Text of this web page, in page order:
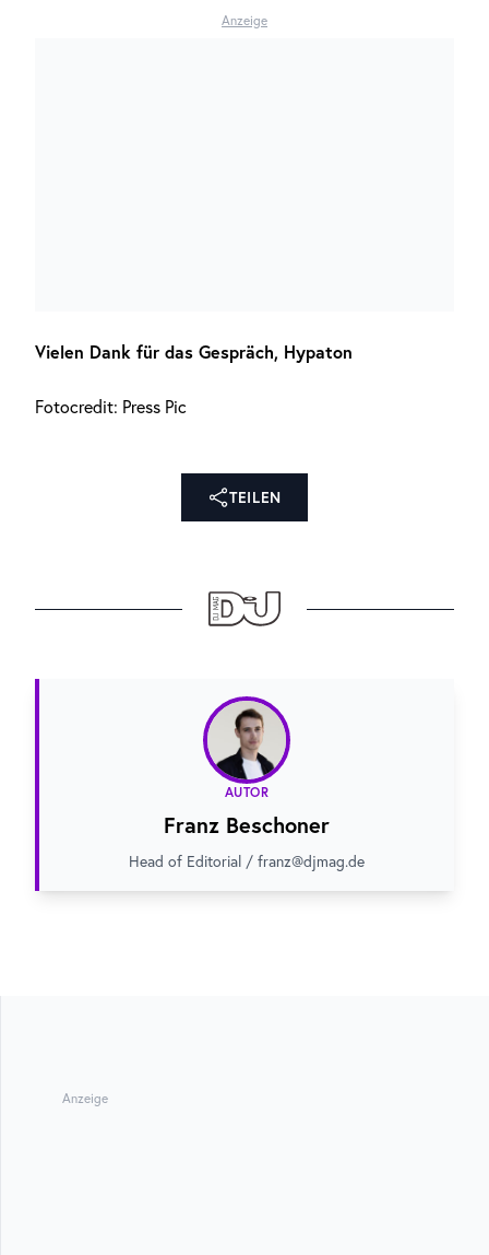
Anzeige
Vielen Dank für das Gespräch, Hypaton
Fotocredit: Press Pic
TEILEN
AUTOR
Franz Beschoner
Head of Editorial / franz@djmag.de
Anzeige